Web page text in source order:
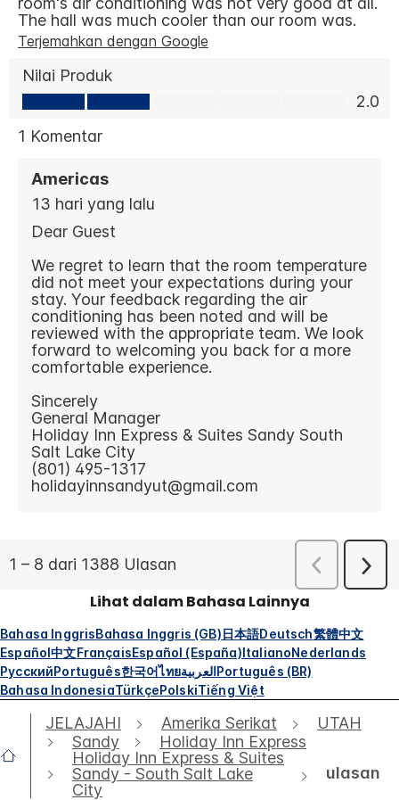
Lihat dalam Bahasa Lainnya
Bahasa InggrisBahasa Inggris (GB)日本語Deutsch繁體中文
Español中文FrançaisEspañol (España)ItalianoNederlands
РусскийPortuguês한국어ไทยالعربيةPortuguês (BR)
Bahasa IndonesiaTürkçePolskiTiếng Việt
JELAJAHI Amerika Serikat
UTAH
Sandy
Holiday Inn Express
Holiday Inn Express & Suites
Sandy - South Salt Lake
City
ulasan